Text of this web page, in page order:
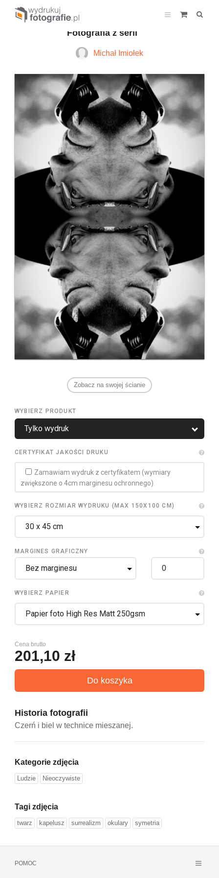
Fotografia z serii
Michał Imiołek
Zobacz na swojej ścianie
WYBIERZ PRODUKT
CERTYFIKAT JAKOŚCI DRUKU
Zamawiam wydruk z certyfikatem (wymiary
zwiększone o 4cm marginesu ochronnego)
WYBIERZ ROZMIAR WYDRUKU (MAX 150X100 CM)
MARGINES GRAFICZNY
WYBIERZ PAPIER
Cena brutto
201,10 zł
Historia fotografii
Czerń i biel w technice mieszanej.
Kategorie zdjęcia
Ludzie Nieoczywiste
Tagi zdjęcia
twarz kapelusz surrealizm okulary symetria
POMOC